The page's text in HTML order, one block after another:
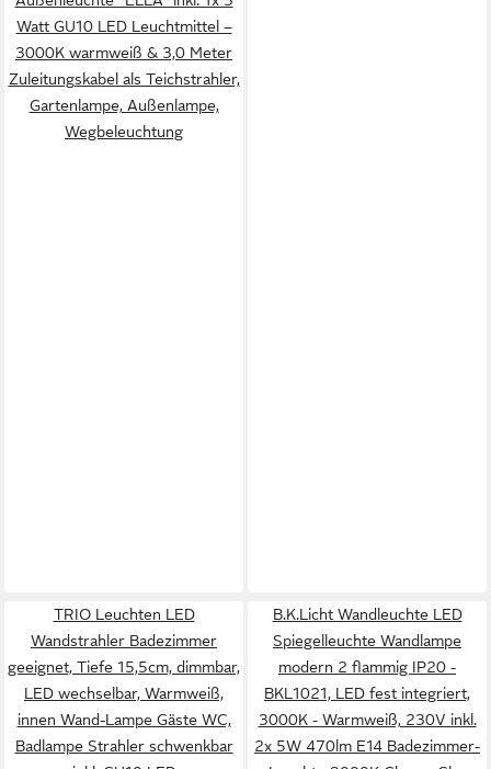
Watt GU10 LED Leuchtmittel –
3000K warmweiß & 3,0 Meter
Zuleitungskabel als Teichstrahler,
Gartenlampe, Außenlampe,
Wegbeleuchtung
TRIO Leuchten LED
Wandstrahler Badezimmer
geeignet, Tiefe 15,5cm, dimmbar,
LED wechselbar, Warmweiß,
innen Wand-Lampe Gäste WC,
Badlampe Strahler schwenkbar
B.K.Licht Wandleuchte LED
Spiegelleuchte Wandlampe
modern 2 flammig IP20 -
BKL1021, LED fest integriert,
3000K - Warmweiß, 230V inkl.
2x 5W 470lm E14 Badezimmer-